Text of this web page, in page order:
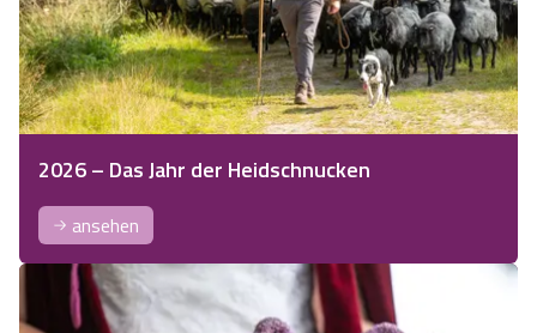
2026 – Das Jahr der Heidschnucken
ansehen